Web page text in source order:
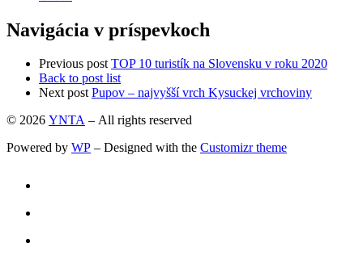
Navigácia v príspevkoch
Previous post TOP 10 turistík na Slovensku v roku 2020
Back to post list
Next post Pupov – najvyšší vrch Kysuckej vrchoviny
© 2026 YNTA – All rights reserved
Powered by WP – Designed with the Customizr theme